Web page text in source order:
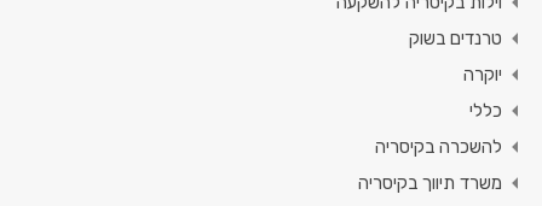
טרנדים בשוק
יוקרה
כללי
להשכרה בקיסריה
משרד תיווך בקיסריה